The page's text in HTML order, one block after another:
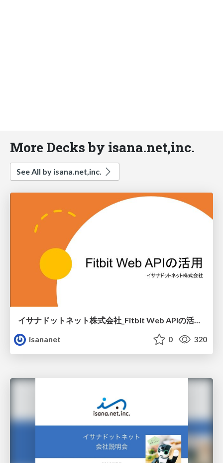
More Decks by isana.net,inc.
See All by isana.net,inc.
イサナドットネット株式会社_Fitbit Web APIの活用事例_20230526
isananet
0 320